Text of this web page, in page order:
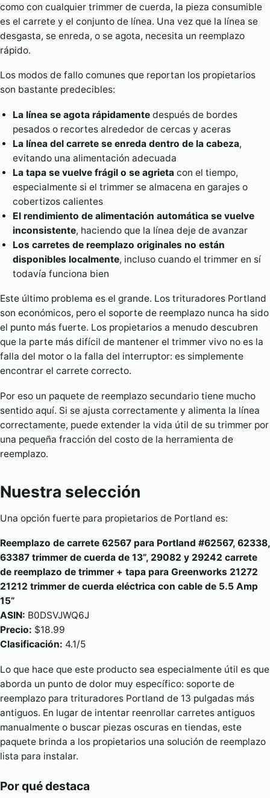
como con cualquier trimmer de cuerda, la pieza consumible
es el carrete y el conjunto de línea. Una vez que la línea se
desgasta, se enreda, o se agota, necesita un reemplazo
rápido.
Los modos de fallo comunes que reportan los propietarios
son bastante predecibles:
La línea se agota rápidamentedespués de bordes
pesados ​​o recortes alrededor de cercas y aceras
La línea del carrete se enreda dentro de la cabeza,
evitando una alimentación adecuada
La tapa se vuelve frágil o se agrietacon el tiempo,
especialmente si el trimmer se almacena en garajes o
cobertizos calientes
El rendimiento de alimentación automática se vuelve
inconsistente, haciendo que la línea deje de avanzar
Los carretes de reemplazo originales no están
disponibles localmente, incluso cuando el trimmer en sí
todavía funciona bien
Este último problema es el grande. Los trituradores Portland
son económicos, pero el soporte de reemplazo nunca ha sido
el punto más fuerte. Los propietarios a menudo descubren
que la parte más difícil de mantener el trimmer vivo no es la
falla del motor o la falla del interruptor: es simplemente
encontrar el carrete correcto.
Por eso un paquete de reemplazo secundario tiene mucho
sentido aquí. Si se ajusta correctamente y alimenta la línea
correctamente, puede extender la vida útil de su trimmer por
una pequeña fracción del costo de la herramienta de
reemplazo.
Nuestra selección
Una opción fuerte para propietarios de Portland es:
Reemplazo de carrete 62567 para Portland #62567, 62338,
63387 trimmer de cuerda de 13”, 29082 y 29242 carrete
de reemplazo de trimmer + tapa para Greenworks 21272
21212 trimmer de cuerda eléctrica con cable de 5.5 Amp
15”
ASIN: B0DSVJWQ6J
Precio: $18.99
Clasificación: 4.1/5
Lo que hace que este producto sea especialmente útil es que
aborda un punto de dolor muy específico: soporte de
reemplazo para trituradores Portland de 13 pulgadas más
antiguos. En lugar de intentar reenrollar carretes antiguos
manualmente o buscar piezas oscuras en tiendas, este
paquete brinda a los propietarios una solución de reemplazo
lista para instalar.
Por qué destaca